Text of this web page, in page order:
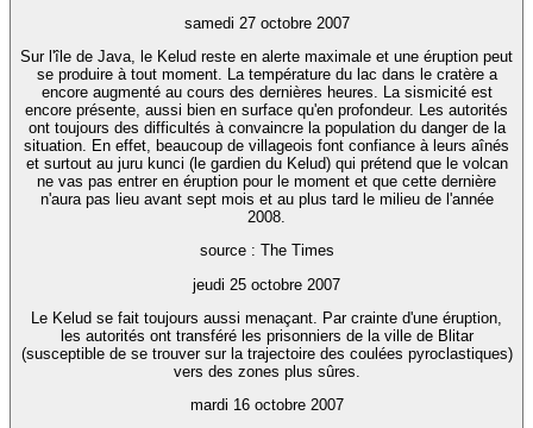
samedi 27 octobre 2007
Sur l'île de Java, le Kelud reste en alerte maximale et une éruption peut
se produire à tout moment. La température du lac dans le cratère a
encore augmenté au cours des dernières heures. La sismicité est
encore présente, aussi bien en surface qu'en profondeur. Les autorités
ont toujours des difficultés à convaincre la population du danger de la
situation. En effet, beaucoup de villageois font confiance à leurs aînés
et surtout au juru kunci (le gardien du Kelud) qui prétend que le volcan
ne vas pas entrer en éruption pour le moment et que cette dernière
n'aura pas lieu avant sept mois et au plus tard le milieu de l'année
2008.
source : The Times
jeudi 25 octobre 2007
Le Kelud se fait toujours aussi menaçant. Par crainte d'une éruption,
les autorités ont transféré les prisonniers de la ville de Blitar
(susceptible de se trouver sur la trajectoire des coulées pyroclastiques)
vers des zones plus sûres.
mardi 16 octobre 2007